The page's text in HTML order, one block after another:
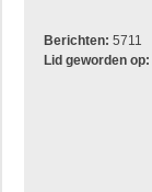
Berichten: 5711
Lid geworden op: